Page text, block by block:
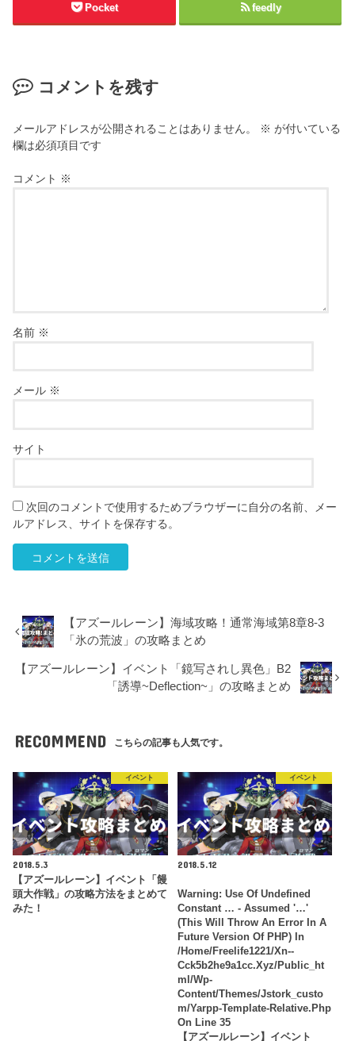
Pocket feedly
コメントを残す
メールアドレスが公開されることはありません。 ※ が付いている
欄は必須項目です
コメント ※
名前 ※
メール ※
サイト
次回のコメントで使用するためブラウザーに自分の名前、メー
ルアドレス、サイトを保存する。
【アズールレーン】海域攻略！通常海域第8章8-3
「氷の荒波」の攻略まとめ
【アズールレーン】イベント「鏡写されし異色」B2
「誘導~Deflection~」の攻略まとめ
RECOMMEND こちらの記事も人気です。
イベント
2018.5.3
【アズールレーン】イベント「饅
頭大作戦」の攻略方法をまとめて
みた！
イベント
2018.5.12
Warning: Use Of Undefined
Constant … - Assumed '…'
(this Will Throw An Error In A
Future Version Of PHP) In
/home/freelife1221/xn--
Cck5b2he9a1cc.xyz/public_ht
Ml/wp-
Content/themes/jstork_custo
M/yarpp-Template-Relative.php
On Line 35
【アズールレーン】イベント